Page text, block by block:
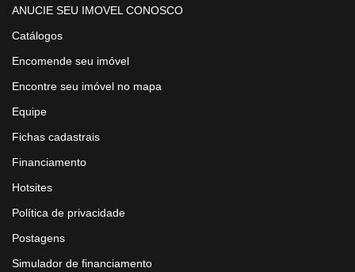
ANUCIE SEU IMOVEL CONOSCO
Catálogos
Encomende seu imóvel
Encontre seu imóvel no mapa
Equipe
Fichas cadastrais
Financiamento
Hotsites
Política de privacidade
Postagens
Simulador de financiamento